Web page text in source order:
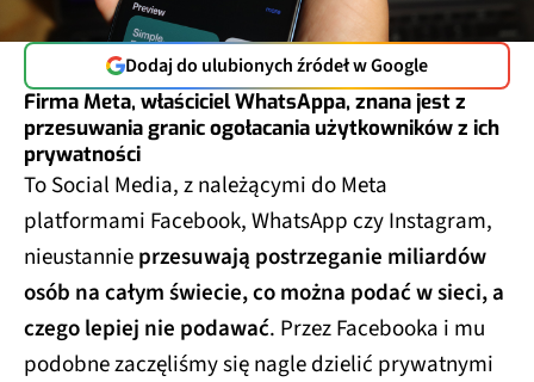
Dodaj do ulubionych źródeł w Google
Firma Meta, właściciel WhatsAppa, znana jest z
przesuwania granic ogołacania użytkowników z ich
prywatności
To Social Media, z należącymi do Meta
platformami Facebook, WhatsApp czy Instagram,
nieustannieprzesuwają postrzeganie miliardów
osób na całym świecie, co można podać w sieci, a
czego lepiej nie podawać. Przez Facebooka i mu
podobne zaczęliśmy się nagle dzielić prywatnymi